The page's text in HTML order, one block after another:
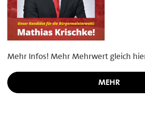
Mehr Infos! Mehr Mehrwert gleich
MEHR